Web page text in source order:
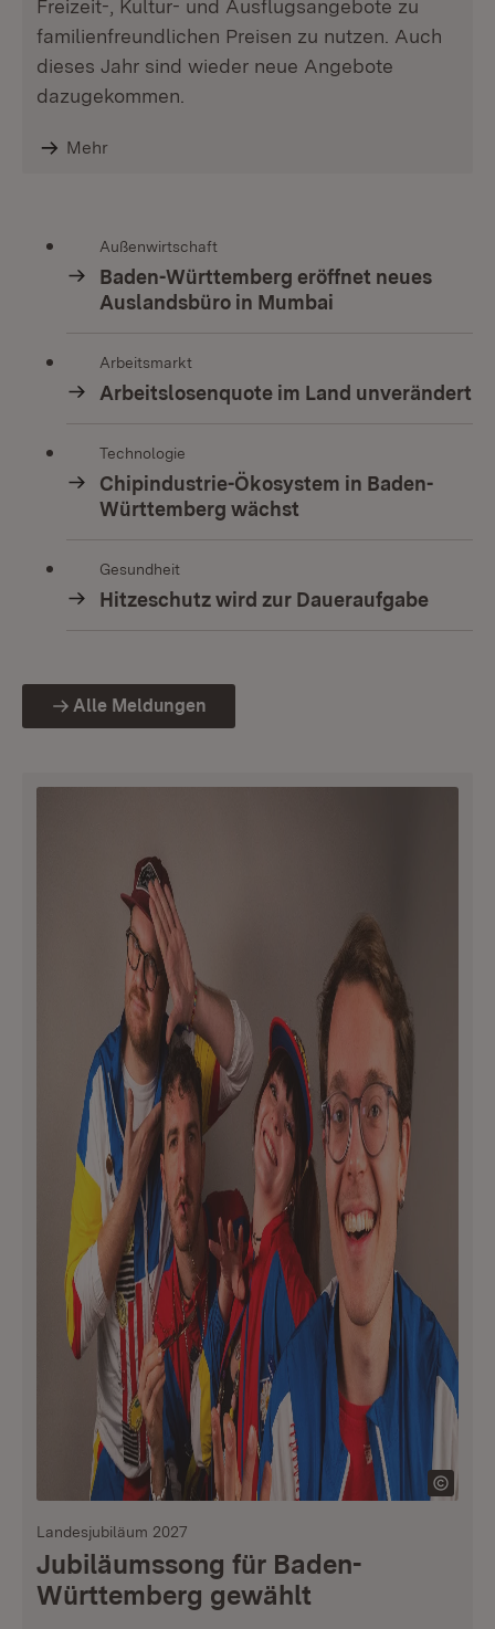
Freizeit-, Kultur- und Ausflugsangebote zu
familienfreundlichen Preisen zu nutzen. Auch
dieses Jahr sind wieder neue Angebote
dazugekommen.
Mehr
Außenwirtschaft
Baden-Württemberg eröffnet neues
Auslandsbüro in Mumbai
Arbeitsmarkt
Arbeitslosenquote im Land unverändert
Technologie
Chipindustrie-Ökosystem in Baden-
Württemberg wächst
Gesundheit
Hitzeschutz wird zur Daueraufgabe
Alle Meldungen
Landesjubiläum 2027
Jubiläumssong für Baden-
Württemberg gewählt